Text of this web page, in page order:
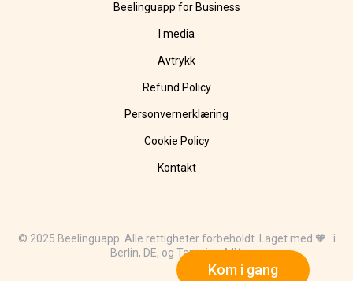
Kom i gang
Beelinguapp for Business
I media
Avtrykk
Refund Policy
Personvernerklæring
Cookie Policy
Kontakt
© 2025 Beelinguapp. Alle rettigheter forbeholdt. Laget med 🧡 i
Berlin, DE, og Tampico, MX.